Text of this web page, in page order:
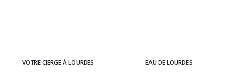
VOTRE CIERGE À LOURDES EAU DE LOURDES